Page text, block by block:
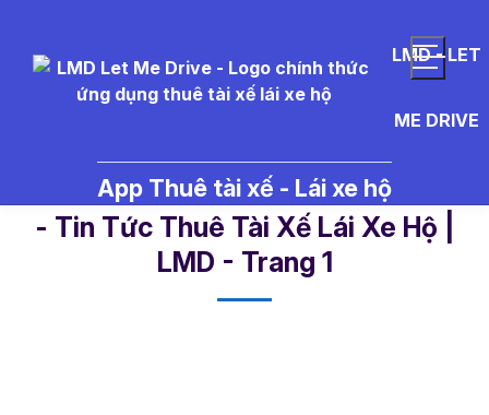
LMD - LET
ME DRIVE
App Thuê tài xế - Lái xe hộ
- Tin Tức Thuê Tài Xế Lái Xe Hộ |
LMD - Trang 1​